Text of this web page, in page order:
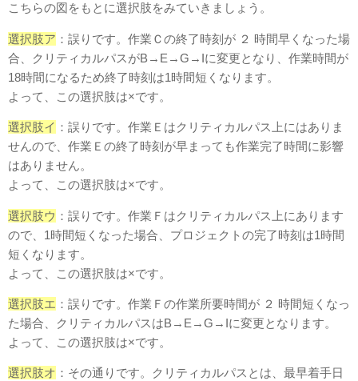
こちらの図をもとに選択肢をみていきましょう。
選択肢ア ：誤りです。作業Ｃの終了時刻が ２ 時間早くなった場
合、クリティカルパスがB→E→G→Iに変更となり、作業時間が
18時間になるため終了時刻は1時間短くなります。
よって、この選択肢は×です。
選択肢イ ：誤りです。作業Ｅはクリティカルパス上にはありま
せんので、作業Ｅの終了時刻が早まっても作業完了時間に影響
はありません。
よって、この選択肢は×です。
選択肢ウ ：誤りです。作業Ｆはクリティカルパス上にあります
ので、1時間短くなった場合、プロジェクトの完了時刻は1時間
短くなります。
よって、この選択肢は×です。
選択肢エ ：誤りです。作業Ｆの作業所要時間が ２ 時間短くなっ
た場合、クリティカルパスはB→E→G→Iに変更となります。
よって、この選択肢は×です。
選択肢オ ：その通りです。クリティカルパスとは、最早着⼿⽇